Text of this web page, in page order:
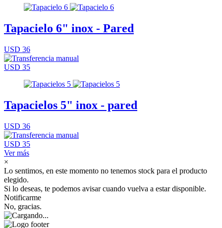
Tapacielo 6" inox - Pared
USD 36
USD 35
Tapacielos 5" inox - pared
USD 36
USD 35
Ver más
×
Lo sentimos, en este momento no tenemos stock para el producto
elegido.
Si lo deseas, te podemos avisar cuando vuelva a estar disponible.
Notificarme
No, gracias.